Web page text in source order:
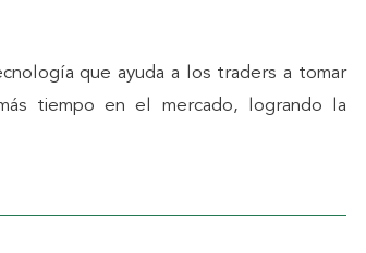
que ayuda a los traders a tomar
tiempo en el mercado, logrando la